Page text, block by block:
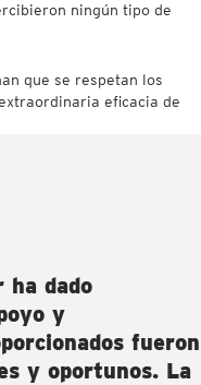
ningún tipo de
que se respetan los
eficacia de
ha dado
y
fueron
y oportunos. La